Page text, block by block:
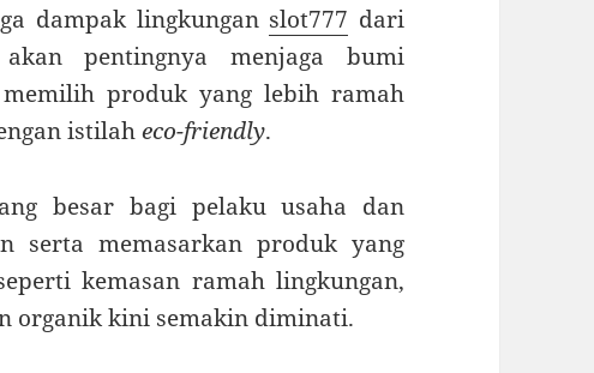
dampak lingkungan slot777 dari
pentingnya menjaga bumi
produk yang lebih ramah
istilaheco-friendly.
besar bagi pelaku usaha dan
serta memasarkan produk yang
kemasan ramah lingkungan,
organik kini semakin diminati.